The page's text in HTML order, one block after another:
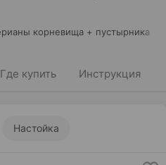
корневища + пустырника
Где купить Инструкция
Настойка